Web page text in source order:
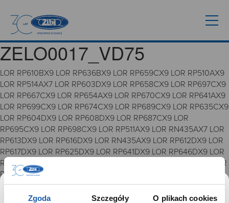
Zgoda Szczegóły O plikach cookies
ZELO0017_VD75
LOR RP610BX9 LOR RP636BX9 LOR RP659CX9 LOR RP510AX9
LOR RP514AX7 LOR RP603DX9 LOR RP658CX9 LOR RP697CX9
LOR RP667CX9 LOR RP654AX9 LOR RP670CX9 LOR RP641AX9
LOR RP699CX9 LOR RP674CX9 LOR RP689CX9 LOR RP635CX9
LOR RP604DX9 LOR RP608DX9 LOR RP687CX9 LOR
RP695CX9 LOR RP698CX9 LOR RP511AX9 LOR RN435AX7 LOR
RP613DX9 LOR RP616DX9 LOR RN435AX9 LOR RP612DX9 LOR
RP617DX9 LOR RP625DX9 LOR RP641DX9 LOR RP646DX9 LOR
RP648DX9 LOR R3A39AX9 LOR RZ501AX9 LOR RZ503AX9 LOR
RZ505AX9 LOR RZ507AX9 LOR RZ508AX9 LOR RZ509AX9
VD75